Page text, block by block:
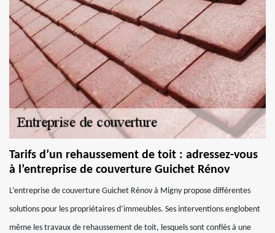
Tarifs d’un rehaussement de toit : adressez-vous
à l’entreprise de couverture Guichet Rénov
L’entreprise de couverture Guichet Rénov à Migny propose différentes
solutions pour les propriétaires d’immeubles. Ses interventions englobent
même les travaux de rehaussement de toit, lesquels sont confiés à une